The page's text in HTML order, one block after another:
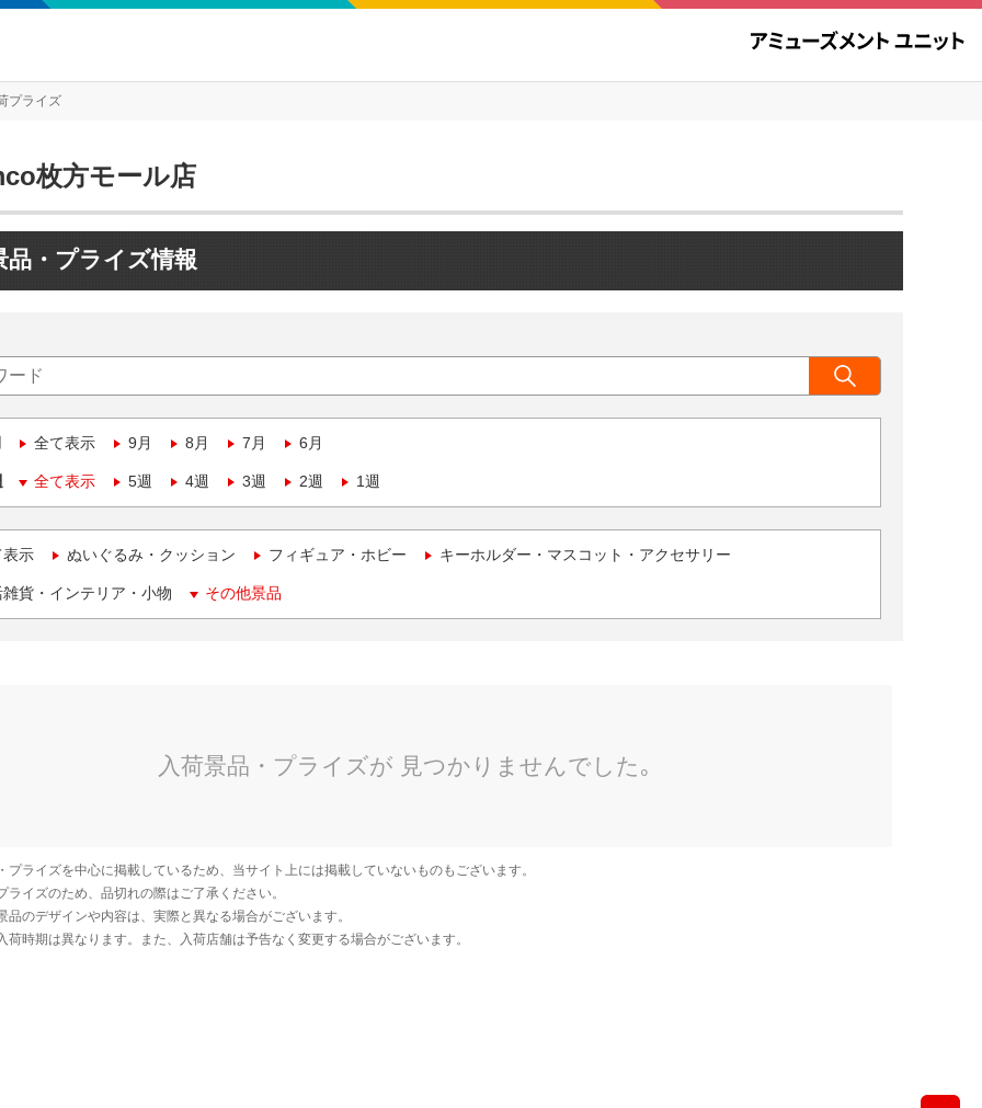
プライズ
枚方モール店
品・プライズ情報
全て表示 9月 8月 7月 6月
全て表示 5週 4週 3週 2週 1週
表示 ぬいぐるみ・クッション フィギュア・ホビー キーホルダー・マスコット・アクセサリー
貨・インテリア・小物 その他景品